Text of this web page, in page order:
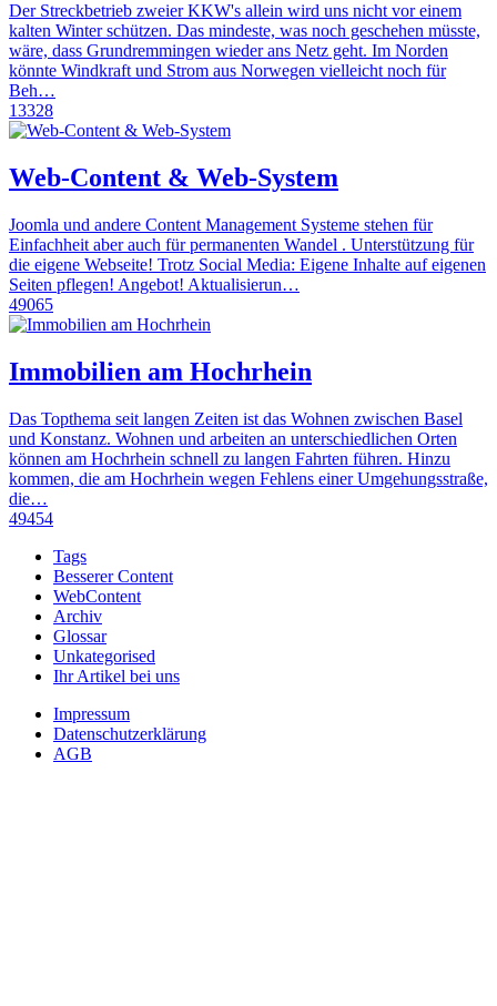
Der Streckbetrieb zweier KKW's allein wird uns nicht vor einem
kalten Winter schützen. Das mindeste, was noch geschehen müsste,
wäre, dass Grundremmingen wieder ans Netz geht. Im Norden
könnte Windkraft und Strom aus Norwegen vielleicht noch für
Beh…
13328
Web-Content & Web-System
Joomla und andere Content Management Systeme stehen für
Einfachheit aber auch für permanenten Wandel . Unterstützung für
die eigene Webseite! Trotz Social Media: Eigene Inhalte auf eigenen
Seiten pflegen! Angebot! Aktualisierun…
49065
Immobilien am Hochrhein
Das Topthema seit langen Zeiten ist das Wohnen zwischen Basel
und Konstanz. Wohnen und arbeiten an unterschiedlichen Orten
können am Hochrhein schnell zu langen Fahrten führen. Hinzu
kommen, die am Hochrhein wegen Fehlens einer Umgehungsstraße,
die…
49454
Tags
Besserer Content
WebContent
Archiv
Glossar
Unkategorised
Ihr Artikel bei uns
Impressum
Datenschutzerklärung
AGB